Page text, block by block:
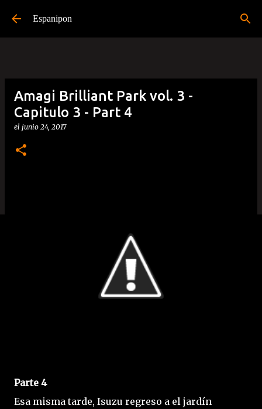
Espanipon
Amagi Brilliant Park vol. 3 -
Capitulo 3 - Part 4
el junio 24, 2017
Parte 4
Esa misma tarde, Isuzu regreso a el jardín